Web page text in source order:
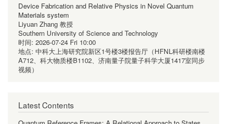
Device Fabrication and Relative Physics in Novel Quantum
Materials system
Liyuan Zhang 教授
Southern University of Science and Technology
时间: 2026-07-24 Fri 10:00
地点: 中科大上海研究院新区1号楼3楼报告厅（HFNL科研楼南楼
A712、科大物质楼B1102、济南量子院量子科学大厦1417室同步
视频）
Latest Contents